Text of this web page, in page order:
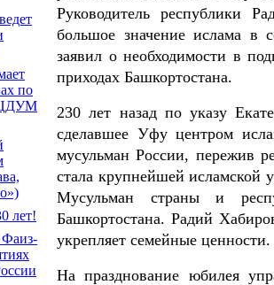
по
ЦДУМ
лет!
Руководитель республики
большое значение ислама в
заявил о необходимости в
приходах Башкортостана.
230 лет назад по указу
сделавшее Уфу центром
мусульман России, пережив
стала крупнейшей исламской
Мусульман страны и
Башкортостана. Радий
укрепляет семейные ценности.
На празднование юбилея